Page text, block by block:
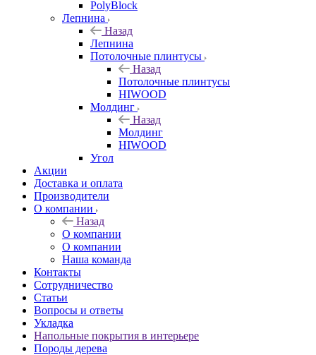
PolyBlock
Лепнина
Назад
Лепнина
Потолочные плинтусы
Назад
Потолочные плинтусы
HIWOOD
Молдинг
Назад
Молдинг
HIWOOD
Угол
Акции
Доставка и оплата
Производители
О компании
Назад
О компании
О компании
Наша команда
Контакты
Сотрудничество
Статьи
Вопросы и ответы
Укладка
Напольные покрытия в интерьере
Породы дерева